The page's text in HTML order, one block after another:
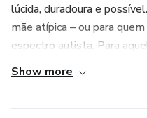
lúcida, duradoura e
mãe atípica – ou para
espectro autista. Para
Show more